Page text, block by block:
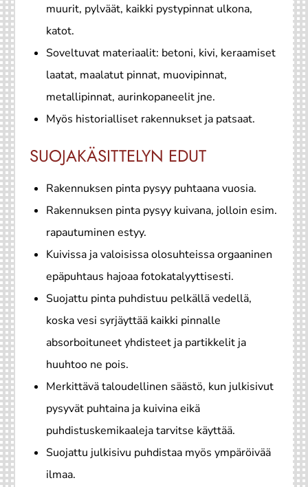
muurit, pylväät, kaikki pystypinnat ulkona,
katot.
Soveltuvat materiaalit: betoni, kivi, keraamiset
laatat, maalatut pinnat, muovipinnat,
metallipinnat, aurinkopaneelit jne.
Myös historialliset rakennukset ja patsaat.
SUOJAKÄSITTELYN EDUT
Rakennuksen pinta pysyy puhtaana vuosia.
Rakennuksen pinta pysyy kuivana, jolloin esim.
rapautuminen estyy.
Kuivissa ja valoisissa olosuhteissa orgaaninen
epäpuhtaus hajoaa fotokatalyyttisesti.
Suojattu pinta puhdistuu pelkällä vedellä,
koska vesi syrjäyttää kaikki pinnalle
absorboituneet yhdisteet ja partikkelit ja
huuhtoo ne pois.
Merkittävä taloudellinen säästö, kun julkisivut
pysyvät puhtaina ja kuivina eikä
puhdistuskemikaaleja tarvitse käyttää.
Suojattu julkisivu puhdistaa myös ympäröivää
ilmaa.